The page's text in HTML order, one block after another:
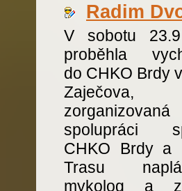
Radim
V sobotu
proběhla
do CHKO Brdy
Zaječova,
spolupráci
CHKO Brdy a
Trasu
mykolog a